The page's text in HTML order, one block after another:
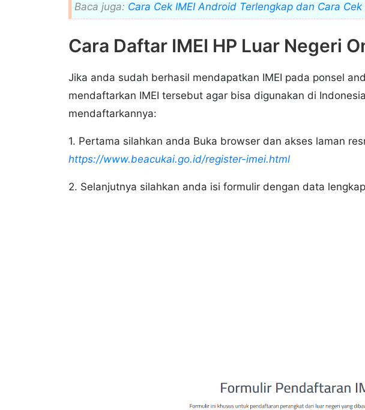
Baca juga: Cara Cek IMEI Android Terlengkap dan Cara
Cara Daftar IMEI HP Luar Negeri
Jika anda sudah berhasil mendapatkan IMEI pada ponsel
mendaftarkan IMEI tersebut agar bisa digunakan di
mendaftarkannya:
1. Pertama silahkan anda Buka browser dan akses laman
https://www.beacukai.go.id/register-imei.html
2. Selanjutnya silahkan anda isi formulir dengan data